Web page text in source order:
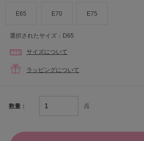
E65 E70 E75
選択されたサイズ：D65
サイズについて
ラッピングについて
数量： 点